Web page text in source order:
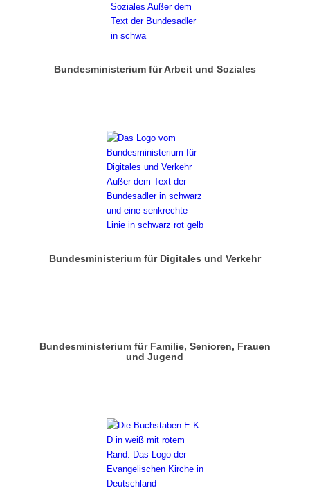
Bundesministerium für Arbeit und Soziales
Bundesministerium für Digitales und Verkehr
Bundesministerium für Familie, Senioren, Frauen
und Jugend